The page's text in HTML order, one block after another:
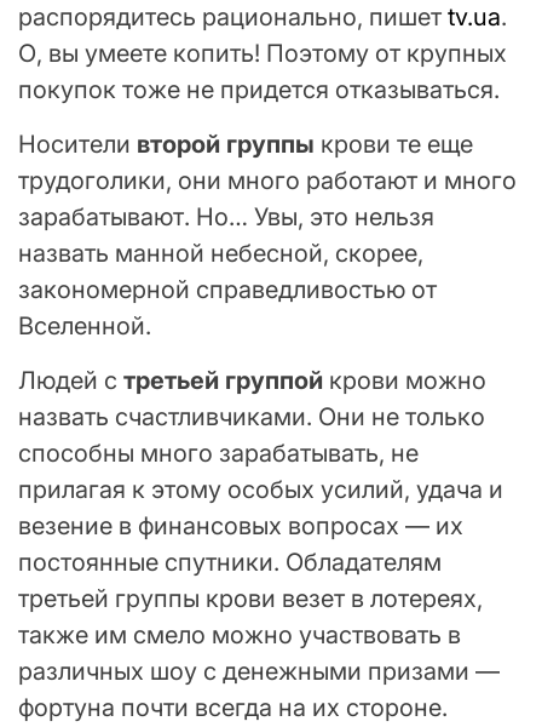
распорядитесь рационально, пишет tv.ua.
О, вы умеете копить! Поэтому от крупных
покупок тоже не придется отказываться.
Носители второй группы крови те еще
трудоголики, они много работают и много
зарабатывают. Но… Увы, это нельзя
назвать манной небесной, скорее,
закономерной справедливостью от
Вселенной.
Людей с третьей группой крови можно
назвать счастливчиками. Они не только
способны много зарабатывать, не
прилагая к этому особых усилий, удача и
везение в финансовых вопросах — их
постоянные спутники. Обладателям
третьей группы крови везет в лотереях,
также им смело можно участвовать в
различных шоу с денежными призами —
фортуна почти всегда на их стороне.